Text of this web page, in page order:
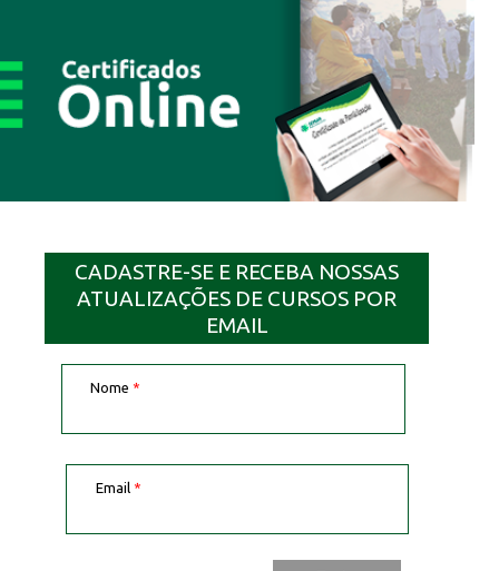
CADASTRE-SE E RECEBA NOSSAS
ATUALIZAÇÕES DE CURSOS POR
EMAIL
Nome *
Email *